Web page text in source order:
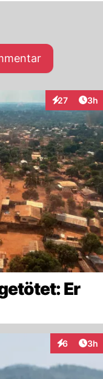
27
Interaktionen
3h
Er
6 3h